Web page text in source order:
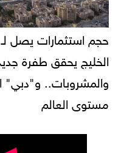
الخليج يحقق طفرة
والمشروبات.. و"دبي"
مستوى العالم